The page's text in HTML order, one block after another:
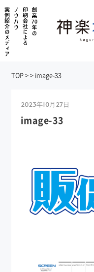
TOP>> image-33
2023年10月27日
image-33